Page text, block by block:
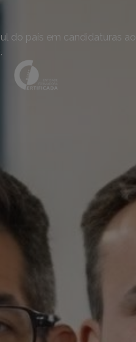
do país em candidaturas ao
.